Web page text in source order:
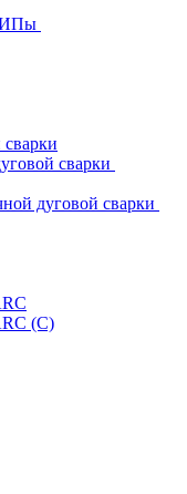
сварки
дуговой сварки
(С)